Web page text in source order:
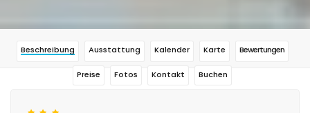
Beschreibung Ausstattung Kalender Karte Bewertungen
Preise Fotos Kontakt Buchen